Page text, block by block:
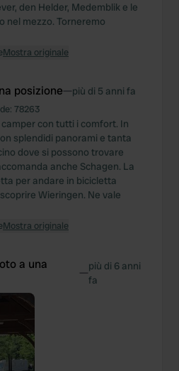
den Helder, Medemblik e le
nel mezzo. Torneremo
Mostra originale
posizione—più di 5 anni fa
78263
con tutti i comfort. In
splendidi panorami e tanta
dove si possono trovare
anche Schagen. La
per andare in bicicletta
Wieringen. Ne vale
Mostra originale
a una
—più di 6 anni
fa